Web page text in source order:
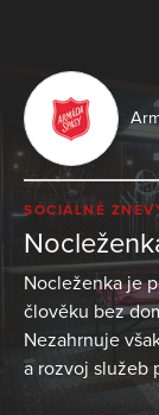
SOCIÁLNĚ
Nocleženka je
člověku bez
Nezahrnuje
a rozvoj služeb